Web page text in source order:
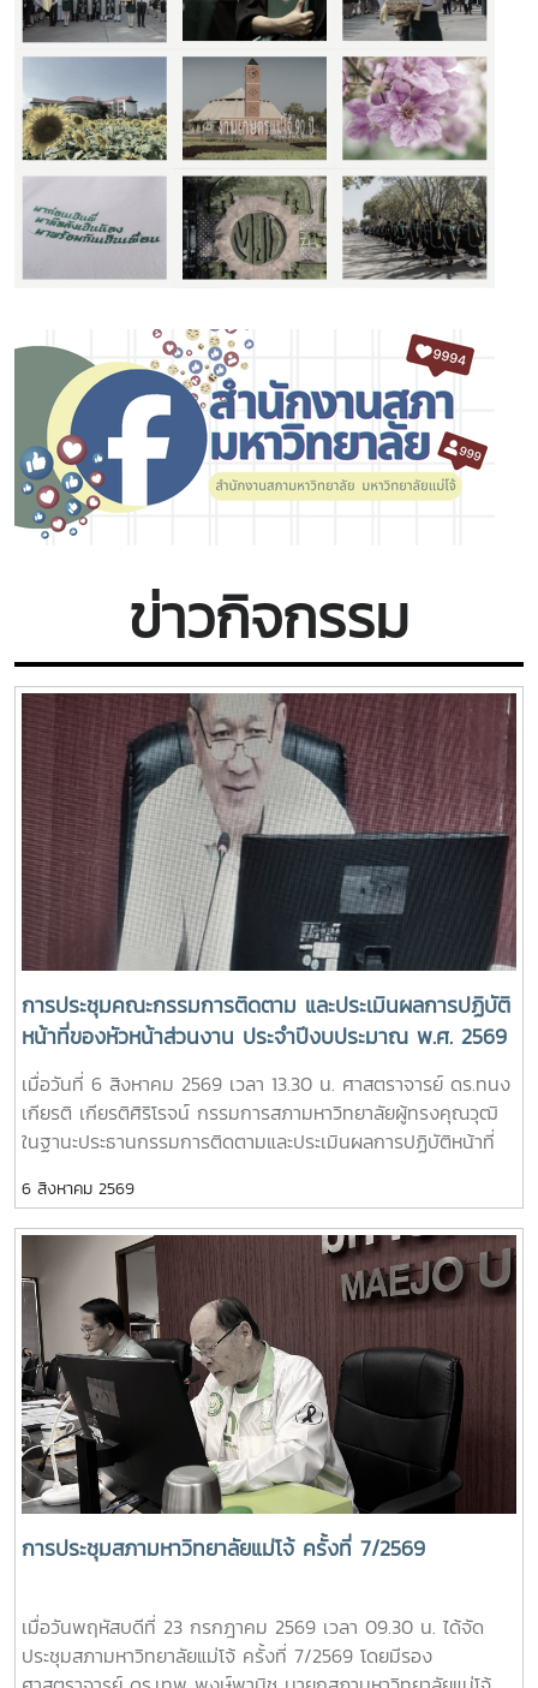
ข่าวกิจกรรม
การประชุมคณะกรรมการติดตาม และประเมินผลการปฏิบัติ
หน้าที่ของหัวหน้าส่วนงาน ประจำปีงบประมาณ พ.ศ. 2569
ครั้งที่ 3/2569
เมื่อวันที่ 6 สิงหาคม 2569 เวลา 13.30 น. ศาสตราจารย์ ดร.ทนง
เกียรติ เกียรติศิริโรจน์ กรรมการสภามหาวิทยาลัยผู้ทรงคุณวุฒิ
ในฐานะประธานกรรมการติดตามและประเมินผลการปฏิบัติหน้าที่
การประชุมคณะกรรมการติดตามและประเมินผลการปฏิบัติหน้าที่
ของหัวหน้าส่วนงาน ครั้งที่ 3/2569 ณ ห้องประชุมสภา
มหาวิทยาลัย ชั้น 5 อาคารสำนักงานมหาวิทยาลัย 2 มหาวิทยาลัย
แม่โจ้ ในการประชุมครั้งนี้ มีคณะกรรมการเข้าร่วมประชุม ประกอบ
ด้วย ผู้ช่วยศาสตราจารย์ ดร.สุริยจรัส เตชะตันมีนสกุล รอง
อธิการบดี (ผู้แทนอธิการบดี) ผู้ช่วยศาสตราจารย์ ดร.ชนาพร ขัน
ธบุตร รองศาสตราจารย์ ว่าที่ร้อยตรี ดร.จงกล พรมยะ ผู้ช่วย
ศาสตราจารย์ ดร.พิมพ์ชนก สังข์แก้ว ประธานสภาพนักงาน และผู้
ช่วยศาสตราจารย์ ดร.ปรีดา ศรีนฤวรรณ ผู้ช่วยอธิการบดี ปฏิบัติ
หน้าที่เลขานุการคณะกรรมการฯ โดยมีผู้อำนวยการกองเลขานุการ
สภามหาวิทยาลัย และหัวหน้างานสรรหา ติดตามและประเมินผล
ปฏิบัติหน้าที่ผู้ช่วยเลขานุการ การประชุม ดังกล่าวจัดขึ้นเพื่อ
ดำเนินการติดตามและประเมินผลการปฏิบัติหน้าที่ของหัวหน้าส่วน
และบรรลุเป้าหมายตามนโยบายของมหาวิทยาลัย
6 สิงหาคม 2569
การประชุมสภามหาวิทยาลัยแม่โจ้ ครั้งที่ 7/2569
เมื่อวันพฤหัสบดีที่ 23 กรกฎาคม 2569 เวลา 09.30 น. ได้จัด
ประชุมสภามหาวิทยาลัยแม่โจ้ ครั้งที่ 7/2569 โดยมีรอง